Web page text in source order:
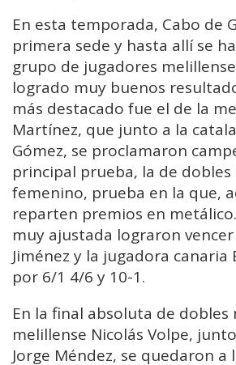
En esta temporada, Cabo de
primera sede y hasta allí se
grupo de jugadores
logrado muy buenos
más destacado fue el de la
Martínez, que junto a la
Gómez, se proclamaron
principal prueba, la de
femenino, prueba en la que,
reparten premios en
muy ajustada lograron
Jiménez y la jugadora canaria
por 6/1 4/6 y 10-1.
En la final absoluta de dobles
melillense Nicolás Volpe,
Jorge Méndez, se quedaron a